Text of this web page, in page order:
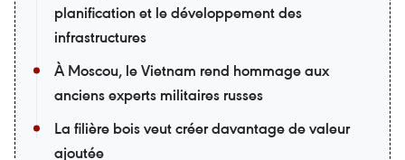
planification et le développement des
infrastructures
À Moscou, le Vietnam rend hommage aux
anciens experts militaires russes
La filière bois veut créer davantage de valeur
ajoutée